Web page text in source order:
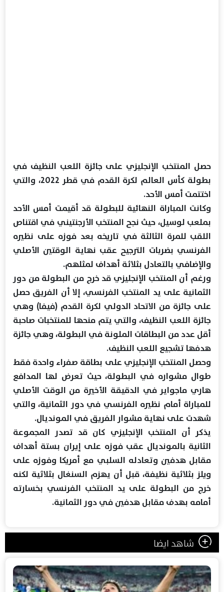
حصل المنتخب الإنجليزي على جائزة اللعب النظيف في
بطولة كأس العالم لكرة القدم في قطر 2022، والتي
اختتمت أمس الأحد.
وكانت المباراة النهائية للبطولة قد أقيمت أمس الأحد
بملعب لوسيل، حيث نجح المنتخب الأرجنتيني في اقتناص
اللقب للمرة الثالثة في تاريخه بعد فوزه على نظيره
الفرنسي بضربات الترجيح عقب نهاية الوقتين الأصلي
والإضافي بالتعادل بثلاثة أهداف لمثلهم.
ورغم أن المنتخب الإنجليزي قد خرج من البطولة من دور
الثمانية على يد المنتخب الفرنسي، إلا أن الفريق حصل
على جائزة من الاتحاد الدولي لكرة القدم (فيفا) وهي
جائزة اللعب النظيف، والتي يتم منحها للمنتخبات صاحبة
أقل عدد من البطاقات الملونة في البطولة، وهي جائزة
هدفها تشجيع اللعب النظيف.
وحصل المنتخب الإنجليزي على بطاقة صفراء واحدة فقط
طوال مشواره في البطولة، حيث تعرض لها المدافع
هاري ماجواير في الدقيقة الأخيرة من الوقت الأصلي
للمباراة أمام نظيره الفرنسي في دور الثمانية، والتي
شهدت على نهاية مشوار الفريق في المونديال.
يذكر أن المنتخب الإنجليزي كان قد تصدر المجموعة
الثانية بالمونديال عقب فوزه على إيران بستة أهداف
مقابل هدفين وتعادله السلبي مع أمريكا وفوزه على
ويلز بثلاثية نظيفة، قبل أن يهزم السنغال بثلاثية لكنه
خرج من البطولة على يد المنتخب الفرنسي بخسارته
أمامه بهدف مقابل هدفين في دور الثمانية.
شاهد ايضا